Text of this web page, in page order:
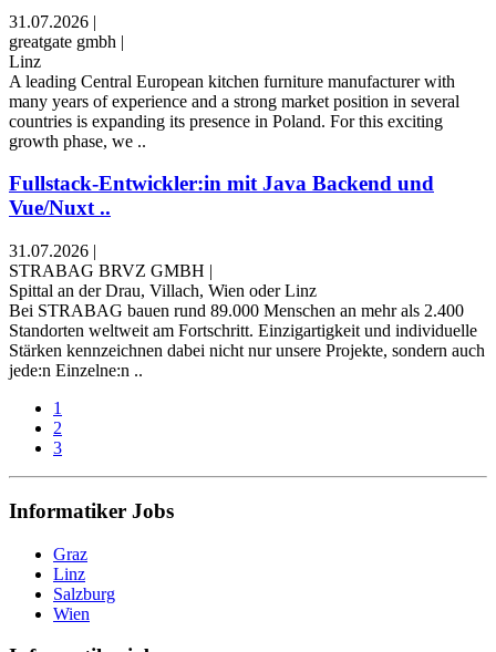
31.07.2026 |
greatgate gmbh |
Linz
A leading Central European kitchen furniture manufacturer with
many years of experience and a strong market position in several
countries is expanding its presence in Poland. For this exciting
growth phase, we ..
Fullstack-Entwickler:in mit Java Backend und
Vue/Nuxt ..
31.07.2026 |
STRABAG BRVZ GMBH |
Spittal an der Drau, Villach, Wien oder Linz
Bei STRABAG bauen rund 89.000 Menschen an mehr als 2.400
Standorten weltweit am Fortschritt. Einzigartigkeit und individuelle
Stärken kennzeichnen dabei nicht nur unsere Projekte, sondern auch
jede:n Einzelne:n ..
1
2
3
Informatiker Jobs
Graz
Linz
Salzburg
Wien